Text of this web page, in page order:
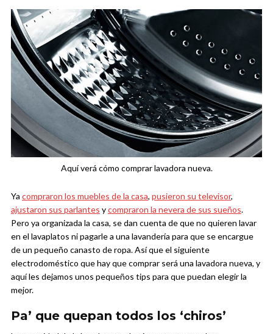
Aquí verá cómo comprar lavadora nueva.
Ya compraron los muebles de la casa, pusieron su televisor,
ajustaron sus parlantes ycompraron la nevera de sus sueños.
Pero ya organizada la casa, se dan cuenta de que no quieren lavar
en el lavaplatos ni pagarle a una lavandería para que se encargue
de un pequeño canasto de ropa. Así que el siguiente
electrodoméstico que hay que comprar será una lavadora nueva, y
aquí les dejamos unos pequeños tips para que puedan elegir la
mejor.
Pa’ que quepan todos los ‘chiros’